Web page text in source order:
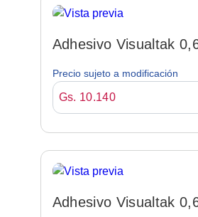
Adhesivo Visualtak
Precio sujeto a modificación
Gs. 10.140
Adhesivo Visualtak